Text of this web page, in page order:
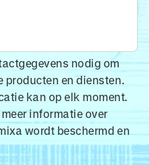
nodig om
producten en diensten.
kan op elk moment.
informatie over
wordt beschermd en